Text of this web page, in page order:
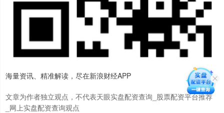
海量资讯、精准解读，尽在新浪财经APP
文章为作者独立观点，不代表天眼实盘配资查询_股票配资平台推荐
_网上实盘配资查询观点